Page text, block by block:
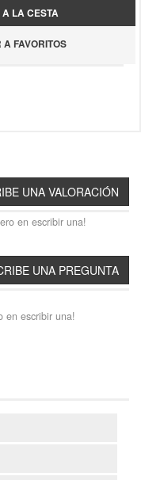
LA CESTA
FAVORITOS
en escribir una!
en escribir una!